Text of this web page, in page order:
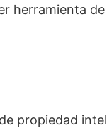
herramienta
propiedad